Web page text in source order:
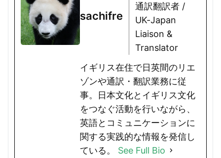
sachifre
通訳翻訳者 /
UK-Japan
Liaison &
Translator
イギリス在住で日英間のリエ
ゾンや通訳・翻訳業務に従
事。日本文化とイギリス文化
をつなぐ活動を行いながら、
英語とコミュニケーションに
関する実践的な情報を発信し
ている。 See Full Bio